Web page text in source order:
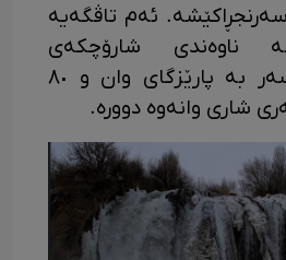
ئەم تاڤگەیە
ناوەندی شارۆچکەی
بێگر(مورادییە)ی سەر بە پارێزگای وان و ٨٠
شاری وانەوە دوورە.